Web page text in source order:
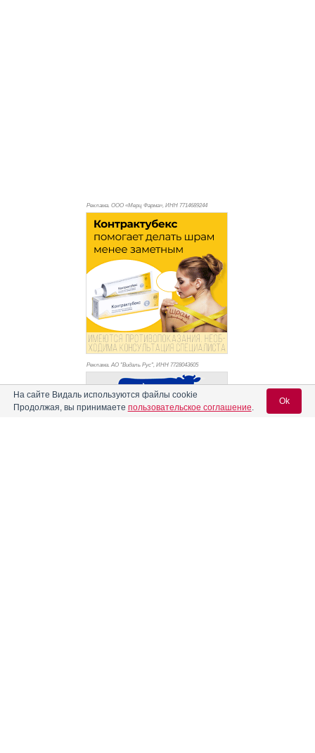
Реклама. ООО «Мерц Фарма», ИНН 7714689244
Реклама. АО "Видаль Рус", ИНН 7728043605
На сайте Видаль используются файлы cookie
Продолжая, вы принимаете пользовательское соглашение.
Ok